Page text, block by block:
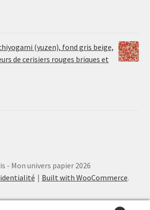
€
:
€
(yuzen), fond gris beige,
de cerisiers rouges briques et
- Mon univers papier 2026
Built with WooCommerce.